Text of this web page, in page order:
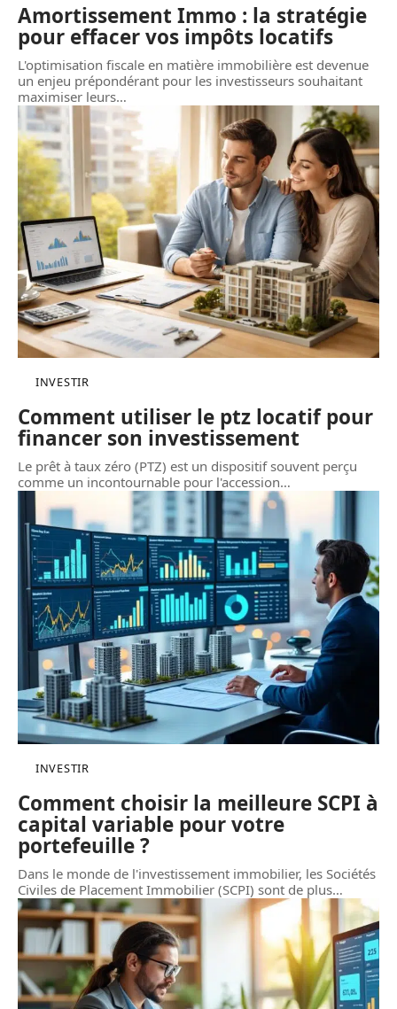
Amortissement Immo : la stratégie
pour effacer vos impôts locatifs
L'optimisation fiscale en matière immobilière est devenue
un enjeu prépondérant pour les investisseurs souhaitant
maximiser leurs…
INVESTIR
Comment utiliser le ptz locatif pour
financer son investissement
Le prêt à taux zéro (PTZ) est un dispositif souvent perçu
comme un incontournable pour l'accession…
INVESTIR
Comment choisir la meilleure SCPI à
capital variable pour votre
portefeuille ?
Dans le monde de l'investissement immobilier, les Sociétés
Civiles de Placement Immobilier (SCPI) sont de plus…